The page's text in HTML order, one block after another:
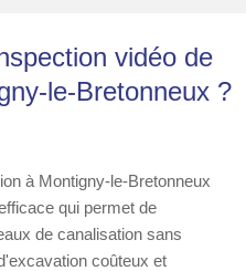
vidéo de
le-Bretonneux ?
à Montigny-le-Bretonneux
qui permet de
de canalisation sans
coûteux et